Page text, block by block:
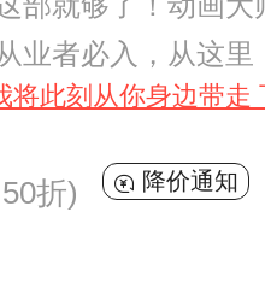
业者必入，从这
将此刻从你身边带走
折) 降价通知